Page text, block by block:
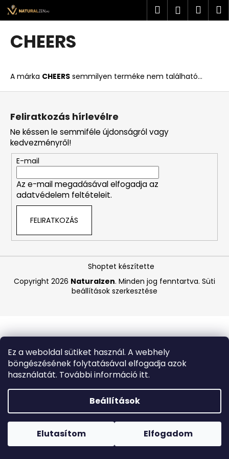
Ez a weboldal sütiket használ. A webhely
böngészésének folytatásával elfogadja azok
használatát. További információ itt.
Beállítások
Elutasítom Elfogadom
Ugrás
fő
tartalomhoz
Forró napokon nem javasoljuk a csomagautomatákba
történő kézbesítést. A magas hőmérsékletre érzékeny
termékek átvételkor nem biztos, hogy optimális állapotban
Keresés
CHEERS
A márka CHEERS semmilyen terméke nem található...
K
o
i
t
k
e
r
e
s
?
A
á
u
k
BEAUTY
OF
JOSEON
STICK
MUGWORT
CAMELIA
SPF50+/PA++++,
L
Feliratkozás hírlevélre
Ne késsen le semmiféle újdonságról vagy
kedvezményről!
E-mail
Az e-mail megadásával elfogadja az
adatvédelem feltételeit.
FELIRATKOZÁS
Shoptet készítette
Copyright 2026 Naturalzen. Minden jog fenntartva. Süti
beállítások szerkesztése